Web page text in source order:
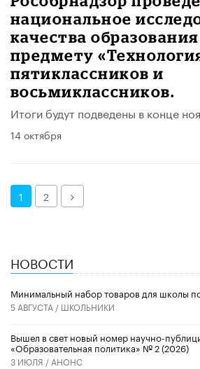
национальное
качества
предмету
пятиклассников и
восьмиклассников.
Итоги будут подведены в конце
14 октября
1 2 Далее
НОВОСТИ
Минимальный набор товаров для школы
5 АВГУСТА / ШКОЛЬНИКИ
Вышел в свет новый номер научно-
«Образовательная политика» № 2 (2026)
3 ИЮЛЯ / АНОНС